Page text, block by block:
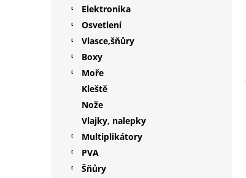
Elektronika
Osvetlení
Vlasce,šňůry
Boxy
Moře
Kleště
Nože
Vlajky, nalepky
Multiplikátory
PVA
Šňůry